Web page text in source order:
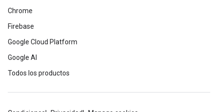
Chrome
Firebase
Google Cloud Platform
Google AI
Todos los productos